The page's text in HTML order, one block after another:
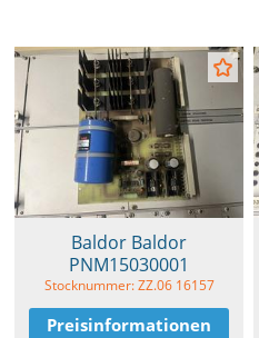
Baldor Baldor
PNM15030001
Stocknummer: ZZ.06 16157
Preisinformationen